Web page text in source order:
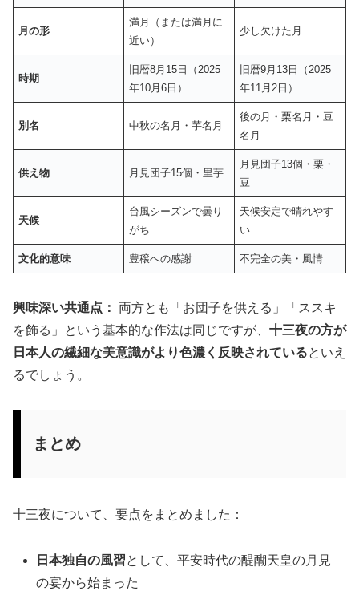
月の形
満月（または満月に
近い）
少し欠けた月
時期
旧暦8月15日（2025
年10月6日）
旧暦9月13日（2025
年11月2日）
別名 中秋の名月・芋名月
後の月・栗名月・豆
名月
供え物 月見団子15個・里芋
月見団子13個・栗・
豆
天候
台風シーズンで曇り
がち
天候安定で晴れやす
い
文化的意味 豊穣への感謝 不完全の美・風情
興味深い共通点：
両方とも「お団子を供える」「ススキ
を飾る」という基本的な作法は同じですが、 十三夜の方が
日本人の繊細な美意識がより色濃く反映されているといえ
るでしょう。
まとめ
十三夜について、要点をまとめました：
日本独自の風習として、平安時代の醍醐天皇の月見
の宴から始まった